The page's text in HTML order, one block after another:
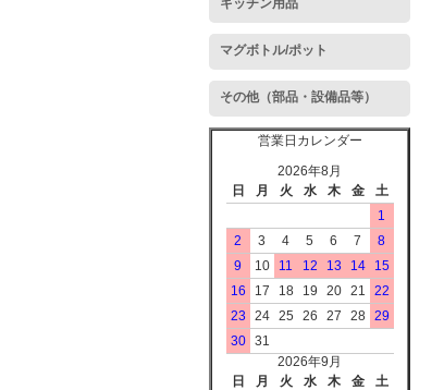
キッチン用品
マグボトル/ポット
その他（部品・設備品等）
営業日カレンダー
2026年8月
日
月 火 水 木 金
土
1
2
3 4 5 6 7
8
9
10 11 12 13 14
15
16
17 18 19 20 21
22
23
24 25 26 27 28
29
30
31
2026年9月
日
月 火 水 木 金
土